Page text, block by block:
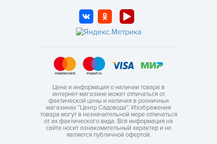
Цена и информация о наличии товара в
интернет-магазине может отличаться от
фактической цены и наличия в розничных
магазинах “Центр Садовода”. Изображения
товара могут в незначительной мере отличаться
от их фактического вида. Вся информация на
сайте носит ознакомительный характер и не
является публичной офертой.